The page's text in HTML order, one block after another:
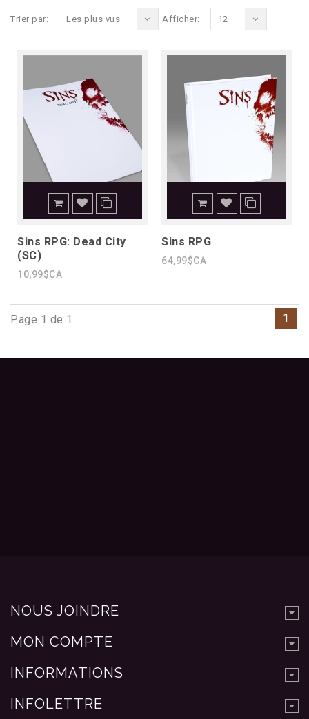
Trier par: Les plus vus Afficher: 12
Sins RPG: Dead City
(SC)
10,99$CA
Sins RPG
64,99$CA
Page 1 de 1 1
NOUS JOINDRE
MON COMPTE
INFORMATIONS
INFOLETTRE